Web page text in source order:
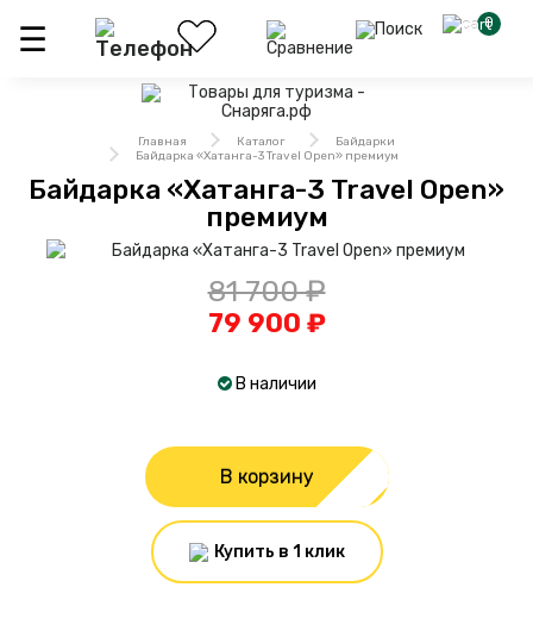
0
Главная Каталог
Байдарки
Байдарка «Хатанга-3 Travel Open» премиум
Байдарка «Хатанга-3 Travel Open»
премиум
81 700 ₽
79 900 ₽
В наличии
В корзину
Купить в 1 клик